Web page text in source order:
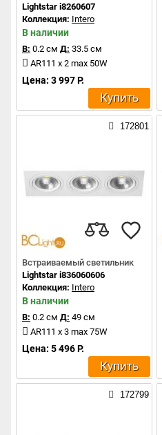
Lightstar i8260607
Коллекция: Intero
В наличии
В: 0.2 см Д: 33.5 см
AR111 x 2 max 50W
Цена: 3 997 Р.
Купить
172801
Встраиваемый светильник
Lightstar i836060606
Коллекция: Intero
В наличии
В: 0.2 см Д: 49 см
AR111 x 3 max 75W
Цена: 5 496 Р.
Купить
172799